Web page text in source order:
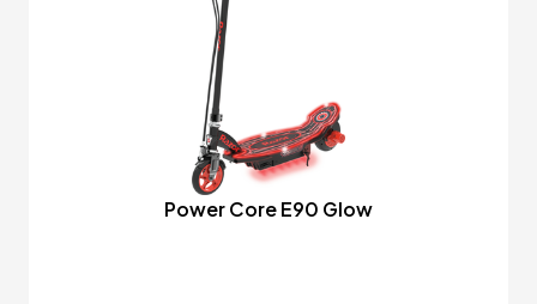
Power Core E90 Glow